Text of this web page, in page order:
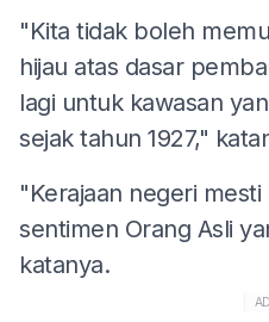
"Kita tidak boleh
hijau atas dasar
lagi untuk kawasan
sejak tahun 1927,"
"Kerajaan negeri
sentimen Orang Asli
katanya.